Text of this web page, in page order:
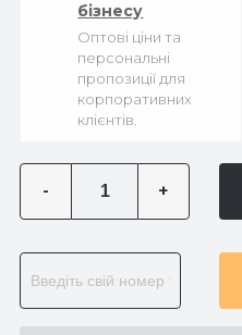
бізнесу
Оптові ціни та
персональні
пропозиції для
корпоративних
клієнтів.
- +